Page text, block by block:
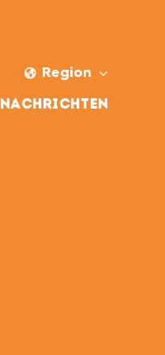
Region
Nachrichten